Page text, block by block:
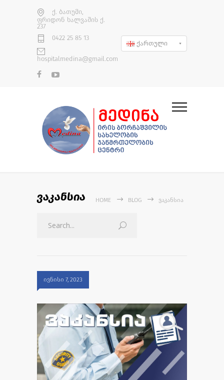
ქ. ბათუმი,
ფრიდონ ხალვაშის ქ.
237
0422 25 85 13
hospitalmedina@gmail.com
ქართული
ვაკანსია HOME BLOG ᲕᲐᲙᲐᲜᲡᲘᲐ
ივნისი 7, 2023